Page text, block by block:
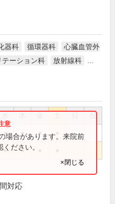
器科 循環器科
心臓血管外
テーション科 放射線科
祝
● ● ●
● ●
場合があります。来院前
ださい。
×閉じる
対応